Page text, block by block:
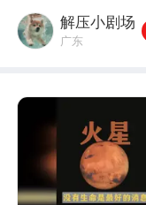
解压小剧场
广东